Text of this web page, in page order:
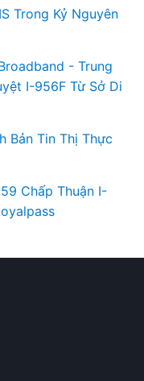
Trong Kỷ Nguyên
- Trung
I-956F Từ Sở Di
Bản Tin Thị Thực
Chấp Thuận I-